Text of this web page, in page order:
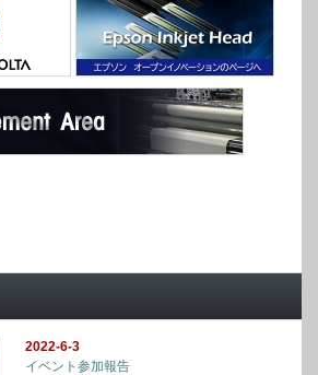
2022-6-3
イベント参加報告